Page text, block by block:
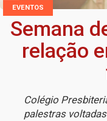
EVENTOS
Semana
relação
Colégio
palestras